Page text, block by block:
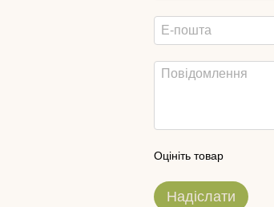
Оцініть товар
Надіслати